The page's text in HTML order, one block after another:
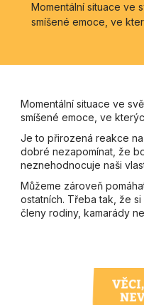
Momentální situace ve
smíšené emoce, ve
Momentální situace ve
smíšené emoce, ve
Je to přirozená reakce
dobré nezapomínat, že
neznehodnocuje naši
Můžeme zároveň
ostatních. Třeba tak, že
členy rodiny, kamarády